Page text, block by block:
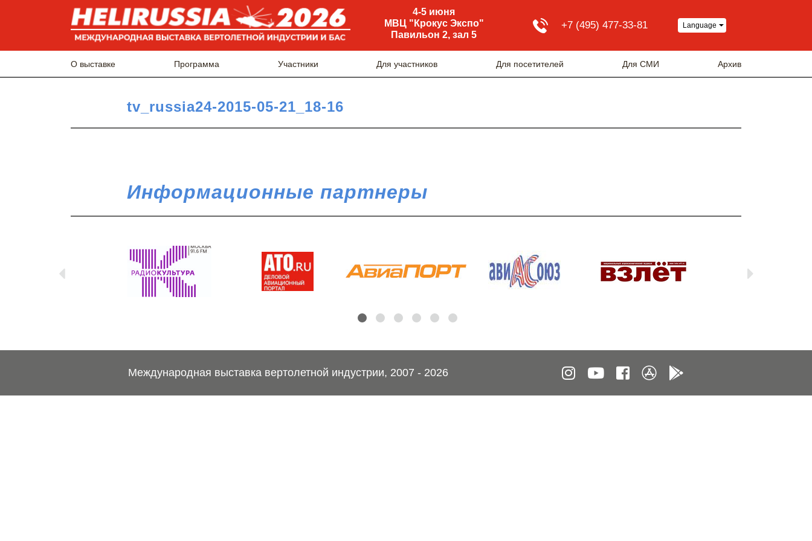
4-5 июня
МВЦ "Крокус Экспо"
Павильон 2, зал 5
+7 (495) 477-33-81 Language
О выставке Программа Участники Для участников Для посетителей Для СМИ Архив
tv_russia24-2015-05-21_18-16
Информационные партнеры
Международная выставка вертолетной индустрии, 2007 - 2026